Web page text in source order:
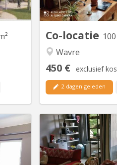
Co-locatie
Wavre
450 € exclusief
2 dagen geleden
Reste 1 chambres
bois, chambres
1330
loue
villa
Appartement
Quartier des